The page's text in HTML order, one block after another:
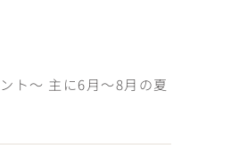
ト〜 主に6月〜8月の夏